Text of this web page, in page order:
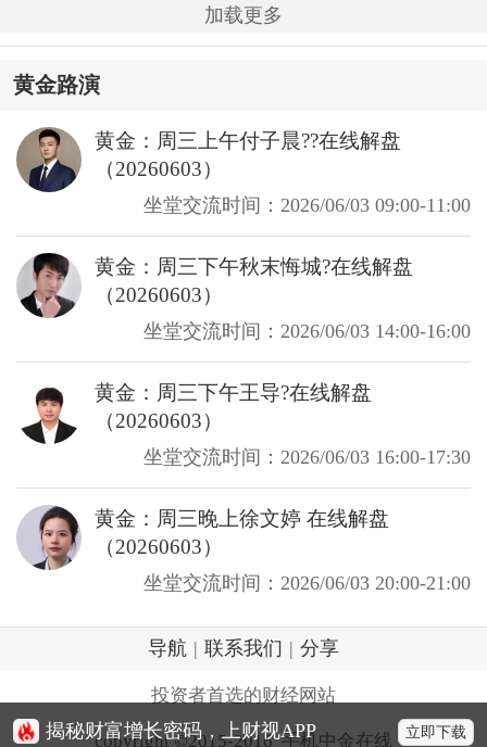
加载更多
黄金路演
黄金：周三上午付子晨??在线解盘
（20260603）
坐堂交流时间：2026/06/03 09:00-11:00
黄金：周三下午秋末悔城?在线解盘
（20260603）
坐堂交流时间：2026/06/03 14:00-16:00
黄金：周三下午王导?在线解盘
（20260603）
坐堂交流时间：2026/06/03 16:00-17:30
黄金：周三晚上徐文婷 在线解盘
（20260603）
坐堂交流时间：2026/06/03 20:00-21:00
导航 | 联系我们 | 分享
投资者首选的财经网站
copyright ©2015-2016 手机中金在线 立即下载
揭秘财富增长密码，上财视APP